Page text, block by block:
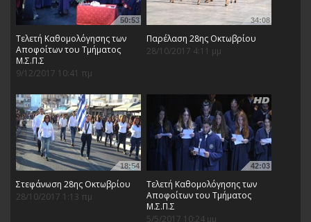
50:53
Τελετή Καθομολόγησης των
Αποφοίτων του Τμήματος
Μ.Σ.Π.Σ
9/12/2017 10:41 πμ
34:08
Παρέλαση 28ης Οκτωβρίου
28/10/2017 4:11 μμ
18:54
Στεφάνωση 28ης Οκτωβρίου
28/10/2017 1:13 πμ
42:03
Τελετή Καθομολόγησης των
Αποφοίτων του Τμήματος
Μ.Σ.Π.Σ
5/5/2017 10:24 μμ